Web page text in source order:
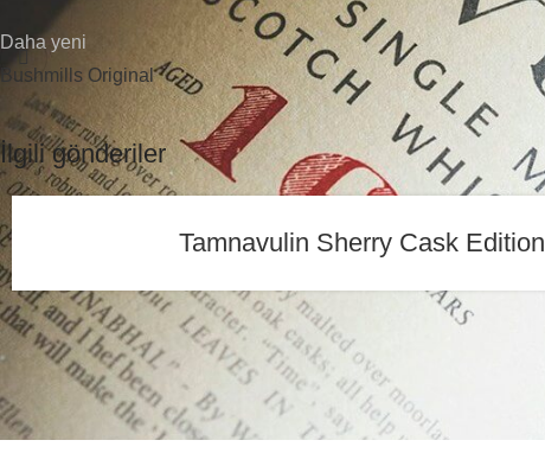
Daha yeni
Bushmills Original
İlgili gönderiler
Tamnavulin Sherry Cask Edition
© 2026 veviski. Tüm hakları saklıdır.